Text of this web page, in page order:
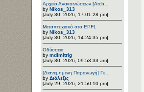
Αρχείο Ανακοινώσεων [Arch...
by Nikos_313
[July 30, 2026, 17:01:28 pm]
Μεταπτυχιακό στο EPFL
by Nikos_313
[July 30, 2026, 14:24:35 pm]
Οδύσσεια
by mdimitrig
[July 30, 2026, 09:53:33 am]
[Διανεμημένη Παραγωγή] Γε...
by Διάλεξις
[July 29, 2026, 21:50:10 pm]